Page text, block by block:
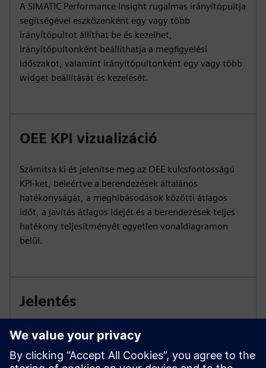
A SIMATIC Performance Insight rugalmas irányítópultja
segítségével eszközenként egy vagy több
irányítópultot állíthat be és kezelhet,
irányítópultonként beállíthatja a megfigyelési
időszakot, valamint irányítópultonként egy vagy több
widget beállítását és kezelését.
OEE KPI vizualizáció
Számítsa ki és jelenítse meg az OEE kulcsfontosságú
KPI-ket, beleértve a berendezések általános
hatékonyságát, a meghibásodások közötti átlagos
időt, a javítás átlagos idejét és a berendezések teljes
hatékony teljesítményét egyetlen vonaldiagramon
belül.
Jelentés
A jelentéstételi funkciók segítségével eszközenként
egy vagy több jelentést állíthat be és kezelhet,
beállíthatja a jelentésenkénti megfigyelési időszakot,